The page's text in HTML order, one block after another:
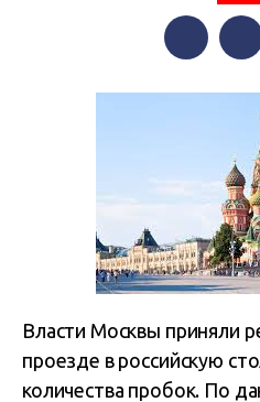
Власти Москвы приняли
проезде в российскую
количества пробок. По